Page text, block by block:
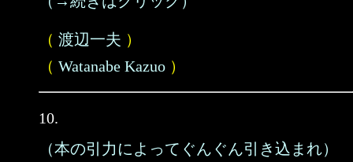
（ 渡辺一夫 ）
（ Watanabe Kazuo ）
10.
（本の引力によってぐんぐん引き込まれ）